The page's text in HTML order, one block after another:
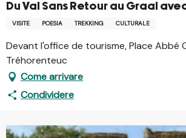
Du Val Sans Retour au Graal
VISITE POESIA TREKKING CULTURALE
Devant l'office de tourisme, Place Abbé
Tréhorenteuc
Come arrivare
Condividere